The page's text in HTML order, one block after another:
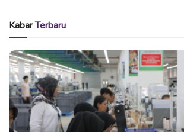
KabarTerbaru